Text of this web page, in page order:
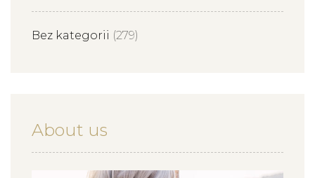
Bez kategorii (279)
About us